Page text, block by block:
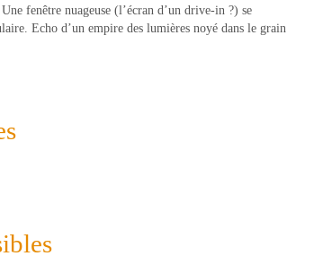
fenêtre nuageuse (l’écran d’un drive-in ?) se
Echo d’un empire des lumières noyé dans le grain